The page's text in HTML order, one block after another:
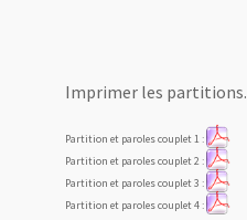
Imprimer les partitions.
Partition et paroles couplet 1 :
Partition et paroles couplet 2 :
Partition et paroles couplet 3 :
Partition et paroles couplet 4 :